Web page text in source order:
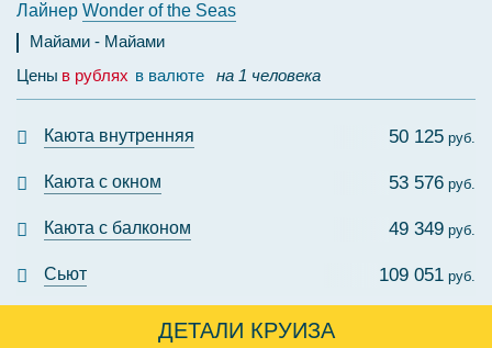
Лайнер Wonder of the Seas
Майами
Майами
Цены в рублях в валюте на 1 человека
Каюта внутренняя 50 125 руб.
Каюта с окном 53 576 руб.
Каюта с балконом 49 349 руб.
Сьют 109 051 руб.
ДЕТАЛИ КРУИЗА